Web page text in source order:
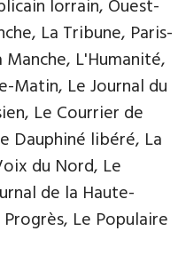
lorrain, Ouest-
La Tribune, Paris-
L'Humanité,
Matin, Le Journal du
Le Courrier de
Dauphiné libéré, La
du Nord, Le
de la Haute-
Le Populaire